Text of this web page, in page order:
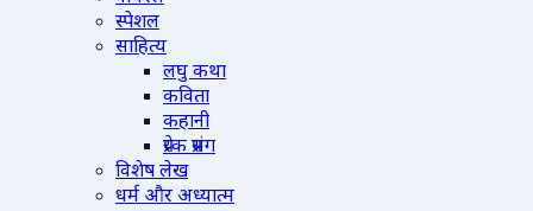
स्पेशल
साहित्य
लघु कथा
कविता
कहानी
प्रेरक प्रसंग
विशेष लेख
धर्म और अध्यात्म